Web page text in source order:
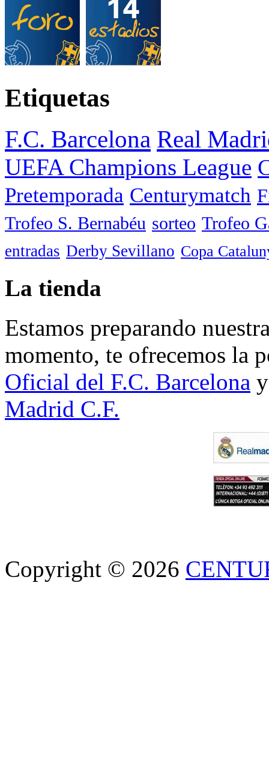
Etiquetas
F.C. Barcelona Real
UEFA Champions League
Pretemporada Centurymatch
Trofeo S. Bernabéu sorteo Trofeo
entradas Derby Sevillano Copa
La tienda
Estamos preparando
momento, te ofrecemos la
Oficial del F.C. Barcelona
Madrid C.F.
Copyright © 2026